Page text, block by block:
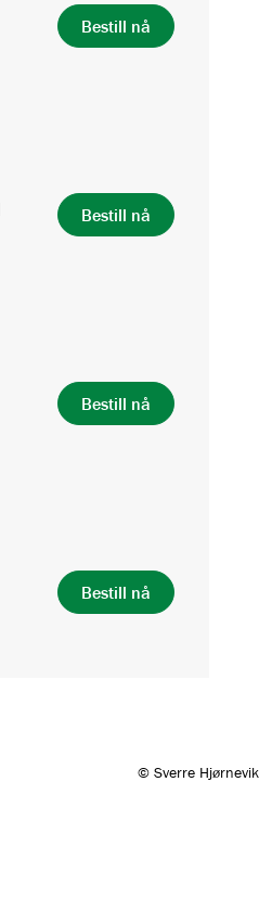
Bestill nå
Bestill nå
Bestill nå
Bestill nå
© Sverre Hjørnevik